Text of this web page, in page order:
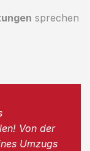
sprechen
Von der
Umzugs